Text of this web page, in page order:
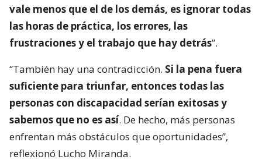
vale menos que el de los demás, es ignorar todas
las horas de práctica, los errores, las
frustraciones y el trabajo que hay detrás”.
“También hay una contradicción. Si la pena fuera
suficiente para triunfar, entonces todas las
personas con discapacidad serían exitosas y
sabemos que no es así. De hecho, más personas
enfrentan más obstáculos que oportunidades”,
reflexionó Lucho Miranda.